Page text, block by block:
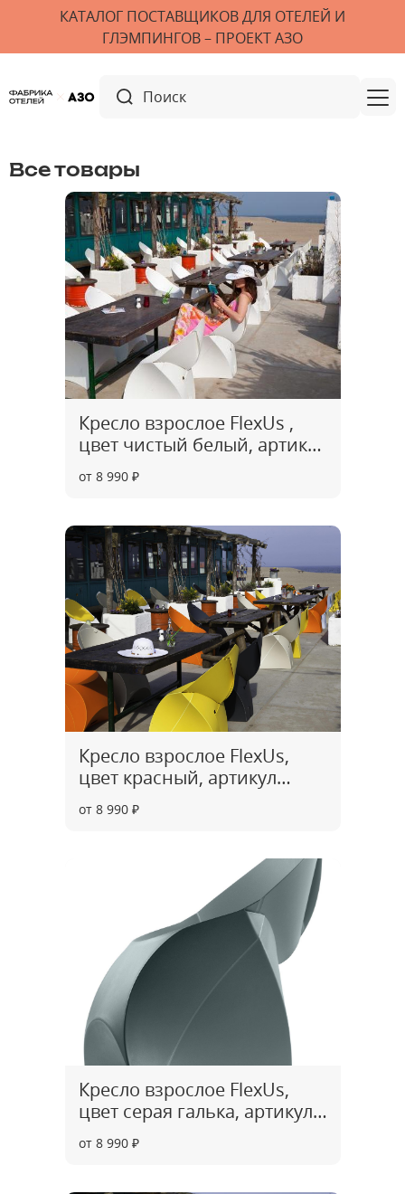
КАТАЛОГ ПОСТАВЩИКОВ ДЛЯ ОТЕЛЕЙ И
ГЛЭМПИНГОВ – ПРОЕКТ АЗО
Все товары
Кресло взрослое FlexUs ,
цвет чистый белый, артикул
CH0001
от 8 990 ₽
Кресло взрослое FlexUs,
цвет красный, артикул
CH0002
от 8 990 ₽
Кресло взрослое FlexUs,
цвет серая галька, артикул
CH0003
от 8 990 ₽